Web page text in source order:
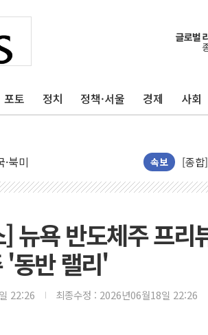
포토 정치 정책·서울 경제 사회
·북미 속보
유럽
미 연
트럼
美 항
뉴
뉴욕 반도체주 프리
'동반 랠리'
22:26 최종수정 : 2026년06월18일 22:26